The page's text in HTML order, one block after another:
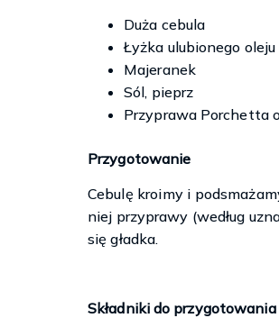
Duża cebula
Łyżka ulubionego
Majeranek
Sól, pieprz
Przyprawa Porchetta
Przygotowanie
Cebulę kroimy i
niej przyprawy (według
się gładka.
Składniki do